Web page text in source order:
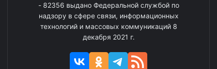
- 82356 выдано Федеральной службой по
надзору в сфере связи, информационных
технологий и массовых коммуникаций 8
декабря 2021 г.